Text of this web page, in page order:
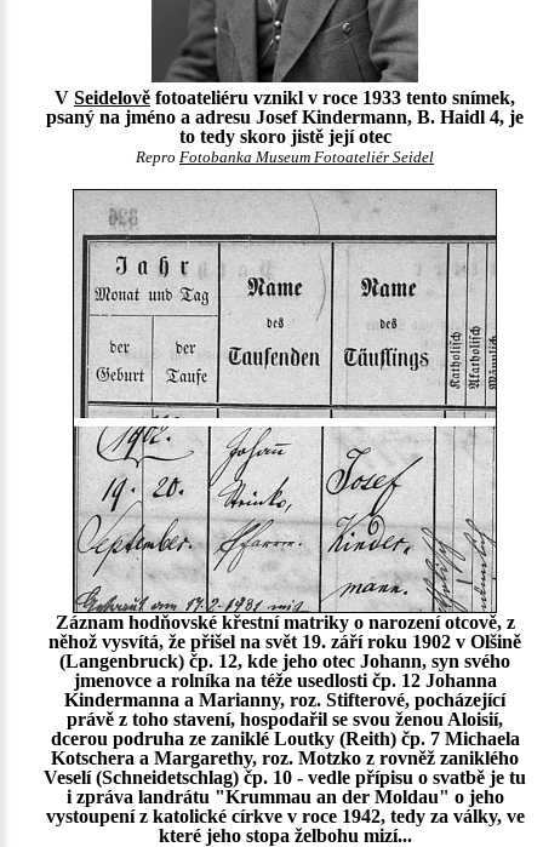
V Seidelově fotoateliéru vznikl v roce 1933 tento snímek,
psaný na jméno a adresu Josef Kindermann, B. Haidl 4, je
to tedy skoro jistě její otec
Repro Fotobanka Museum Fotoateliér Seidel
Záznam hodňovské křestní matriky o narození otcově, z
něhož vysvítá, že přišel na svět 19. září roku 1902 v Olšině
(Langenbruck) čp. 12, kde jeho otec Johann, syn svého
jmenovce a rolníka na téže usedlosti čp. 12 Johanna
Kindermanna a Marianny, roz. Stifterové, pocházející
právě z toho stavení, hospodařil se svou ženou Aloisií,
dcerou podruha ze zaniklé Loutky (Reith) čp. 7 Michaela
Kotschera a Margarethy, roz. Motzko z rovněž zaniklého
Veselí (Schneidetschlag) čp. 10 - vedle přípisu o svatbě je tu
i zpráva landrátu "Krummau an der Moldau" o jeho
vystoupení z katolické církve v roce 1942, tedy za války, ve
které jeho stopa želbohu mizí...